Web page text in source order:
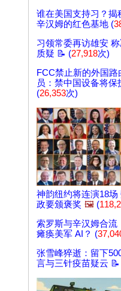
谁在美国支持习？揭
辛汉姆的红色基地 (
习领常委再访雄安
质疑 📝 (27,918次)
FCC禁止新的外国路
员：禁中国设备将保
(26,353次)
神韵纽约将连演18场
政要颁褒奖 🖼️ (
索罗斯与辛汉姆合流
瘫痪美军 AI？ (
张雪峰猝逝：留下
言与三针疫苗疑云